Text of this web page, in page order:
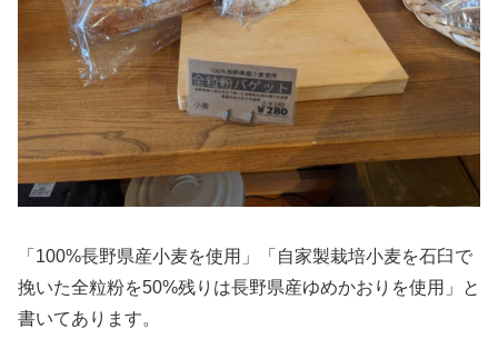
「100%長野県産小麦を使用」「自家製栽培小麦を石臼で
挽いた全粒粉を50%残りは長野県産ゆめかおりを使用」と
書いてあります。